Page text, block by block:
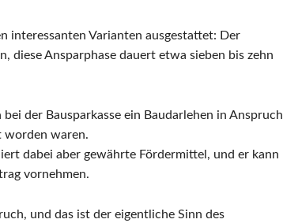
interessanten Varianten ausgestattet: Der
diese Ansparphase dauert etwa sieben bis zehn
der Bausparkasse ein Baudarlehen in Anspruch
worden waren.
dabei aber gewährte Fördermittel, und er kann
vornehmen.
und das ist der eigentliche Sinn des